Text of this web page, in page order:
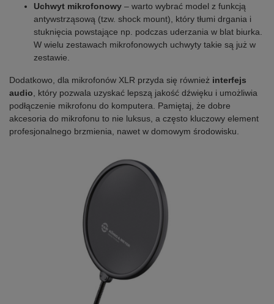
Uchwyt mikrofonowy – warto wybrać model z funkcją
antywstrząsową (tzw. shock mount), który tłumi drgania i
stuknięcia powstające np. podczas uderzania w blat biurka.
W wielu zestawach mikrofonowych uchwyty takie są już w
zestawie.
Dodatkowo, dla mikrofonów XLR przyda się również interfejs
audio , który pozwala uzyskać lepszą jakość dźwięku i umożliwia
podłączenie mikrofonu do komputera. Pamiętaj, że dobre
akcesoria do mikrofonu to nie luksus, a często kluczowy element
profesjonalnego brzmienia, nawet w domowym środowisku.